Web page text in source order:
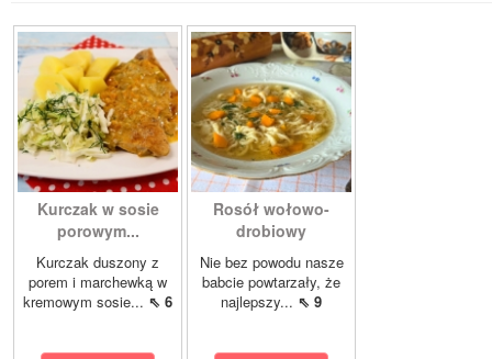
Kurczak w sosie
porowym...
Kurczak duszony z
porem i marchewką w
kremowym sosie... ⇖ 6
Rosół wołowo-
drobiowy
Nie bez powodu nasze
babcie powtarzały, że
najlepszy... ⇖ 9